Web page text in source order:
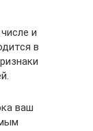
и
в
ваш